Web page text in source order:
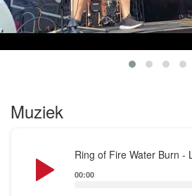
plezante rock ’n
Muziek
Ring of Fire Water Burn -
Player
00:00